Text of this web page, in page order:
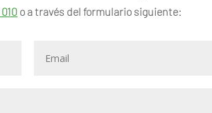
o a través del formulario siguiente: